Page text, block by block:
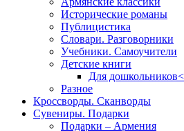
Исторические романы
Публицистика
Словари. Разговорники
Учебники. Самоучители
Детские книги
Для
Разное
Кроссворды. Сканворды
Сувениры. Подарки
Подарки – Армения